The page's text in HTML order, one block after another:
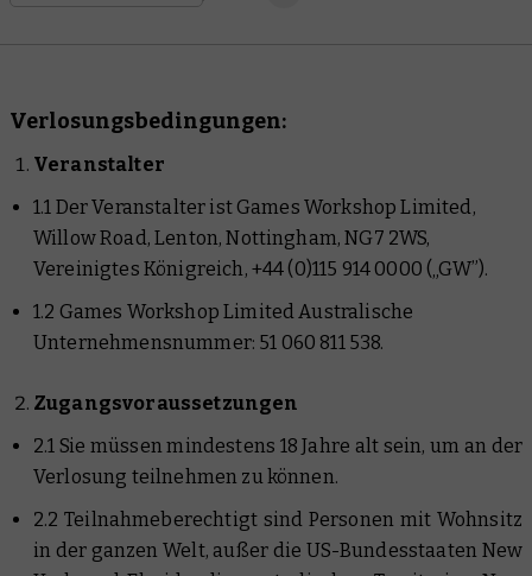
Verlosungsbedingungen:
Veranstalter
1.1 Der Veranstalter ist Games Workshop Limited,
Willow Road, Lenton, Nottingham, NG7 2WS,
Vereinigtes Königreich, +44 (0)115 914 0000 („GW”).
1.2 Games Workshop Limited Australische
Unternehmensnummer: 51 060 811 538.
Zugangsvoraussetzungen
2.1 Sie müssen mindestens 18 Jahre alt sein, um an der
Verlosung teilnehmen zu können.
2.2 Teilnahmeberechtigt sind Personen mit Wohnsitz
in der ganzen Welt, außer die US-Bundesstaaten New